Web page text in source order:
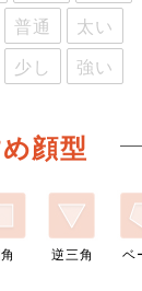
普通
太い
少し 強い
顔型
逆三角 ベ